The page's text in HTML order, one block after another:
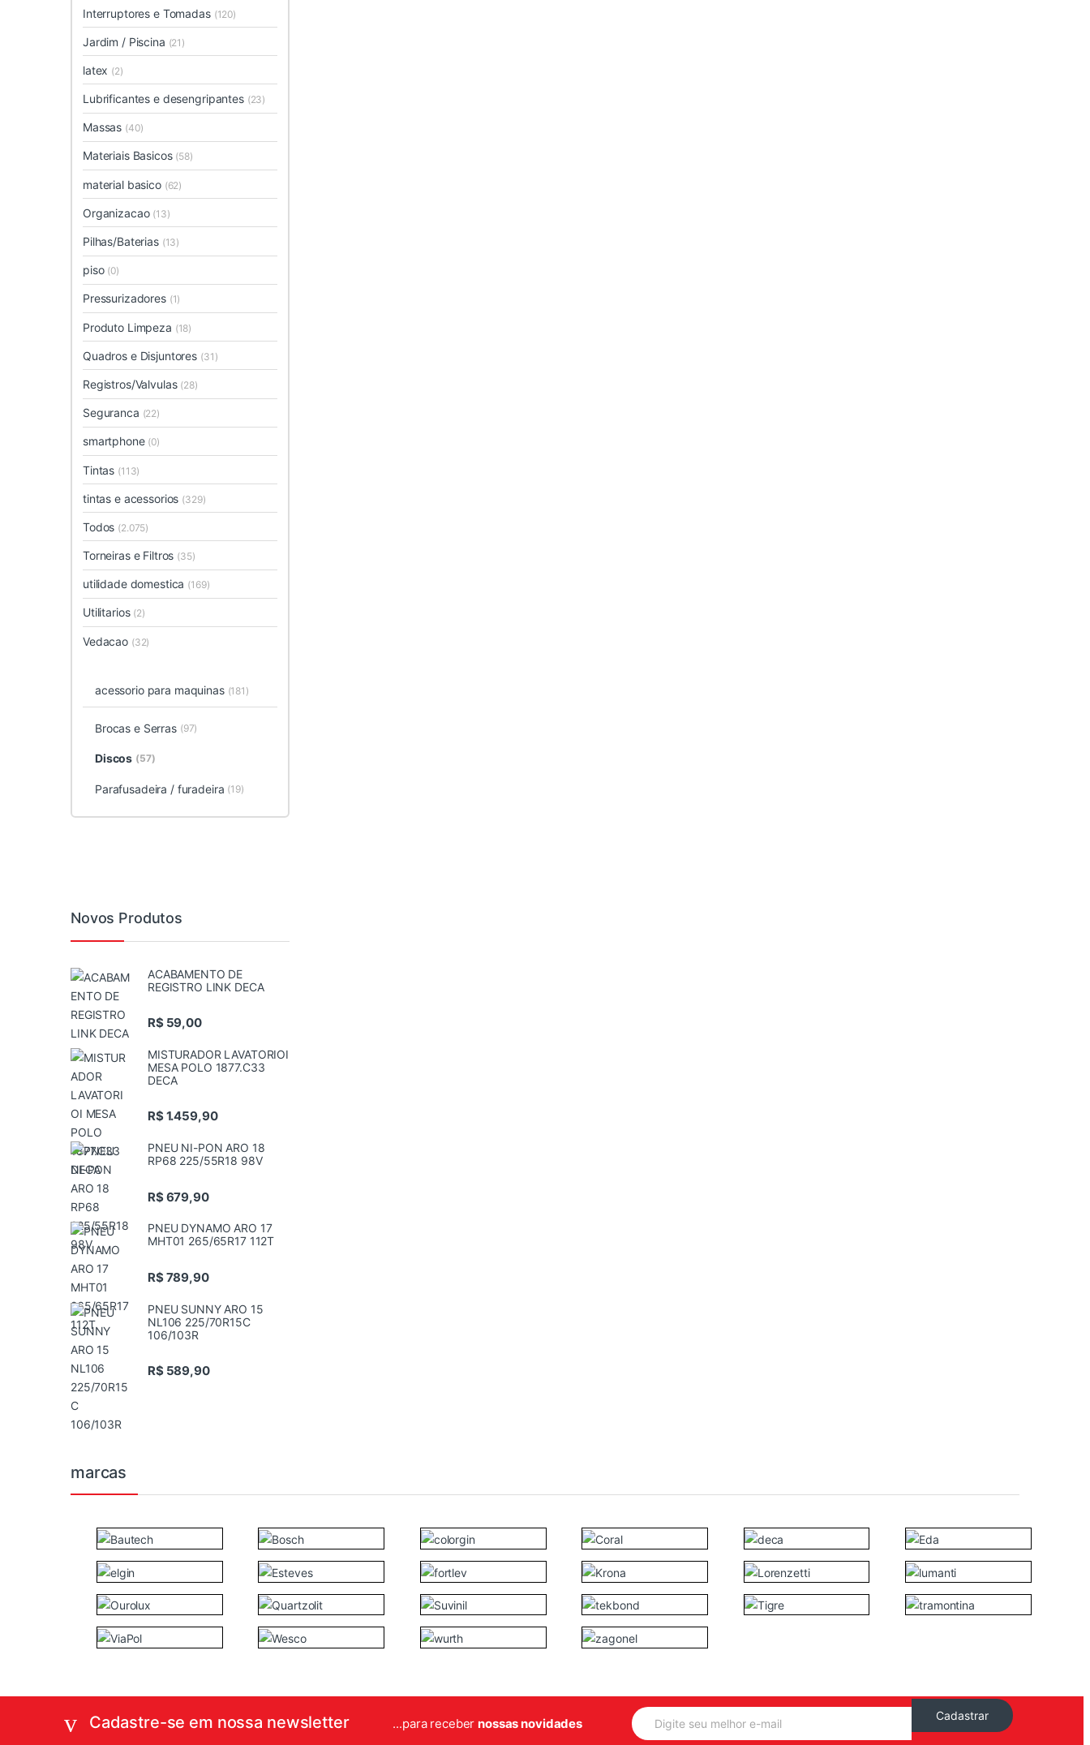
Interruptores e Tomadas (120)
Jardim / Piscina (21)
latex (2)
Lubrificantes e desengripantes (23)
Massas (40)
Materiais Basicos (58)
material basico (62)
Organizacao (13)
Pilhas/Baterias (13)
piso (0)
Pressurizadores (1)
Produto Limpeza (18)
Quadros e Disjuntores (31)
Registros/Valvulas (28)
Seguranca (22)
smartphone (0)
Tintas (113)
tintas e acessorios (329)
Todos (2.075)
Torneiras e Filtros (35)
utilidade domestica (169)
Utilitarios (2)
Vedacao (32)
acessorio para maquinas (181)
Brocas e Serras (97)
Discos (57)
Parafusadeira / furadeira (19)
Novos Produtos
ACABAMENTO DE
REGISTRO LINK DECA
R$59,00
MISTURADOR LAVATORIOI
MESA POLO 1877.C33
DECA
R$1.459,90
PNEU NI-PON ARO 18
RP68 225/55R18 98V
R$679,90
PNEU DYNAMO ARO 17
MHT01 265/65R17 112T
R$789,90
PNEU SUNNY ARO 15
NL106 225/70R15C
106/103R
R$589,90
marcas
Cadastre-se em nossa newsletter ...para recebernossas novidades
E
m
Cadastrar